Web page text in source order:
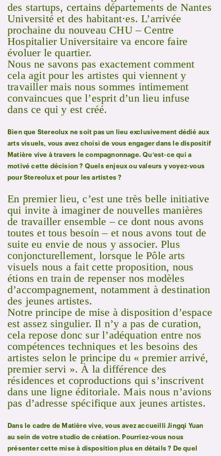
des startups, certains départements de Nantes
Université et des habitant·es. L’arrivée
prochaine du nouveau CHU – Centre
Hospitalier Universitaire va encore faire
évoluer le quartier.
Nous ne savons pas exactement comment
cela agit pour les artistes qui viennent y
travailler mais nous sommes intimement
convaincues que l’esprit d’un lieu infuse
dans ce qui y est créé.
Bien que Stereolux ne soit pas un lieu exclusivement dédié aux
arts visuels, vous avez choisi de vous engager dans le dispositif
Matière vive à travers le compagnonnage. Qu’est-ce qui a
motivé cette décision ? Quels enjeux ou valeurs y voyez-vous
pour Stereolux et pour les artistes ?
En premier lieu, c’est une très belle initiative
qui invite à imaginer de nouvelles manières
de travailler ensemble – ce dont nous avons
toutes et tous besoin – et nous avons tout de
suite eu envie de nous y associer. Plus
conjoncturellement, lorsque le Pôle arts
visuels nous a fait cette proposition, nous
étions en train de repenser nos modèles
d’accompagnement, notamment à destination
des jeunes artistes.
Notre principe de mise à disposition d’espace
est assez singulier. Il n’y a pas de curation,
cela repose donc sur l’adéquation entre nos
compétences techniques et les besoins des
artistes selon le principe du « premier arrivé,
premier servi ». À la différence des
résidences et coproductions qui s’inscrivent
dans une ligne éditoriale. Mais nous n’avions
pas d’adresse spécifique aux jeunes artistes.
Dans le cadre de Matière vive, vous avez accueilli Jingqi Yuan
au sein de votre studio de création. Pourriez-vous nous
présenter cette mise à disposition plus en détails ? De quel